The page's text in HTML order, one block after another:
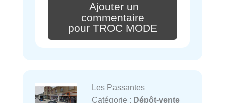
Ajouter un
commentaire
pour TROC MODE
Les Passantes
Catégorie : Dépôt-vente